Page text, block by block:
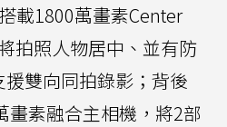
載1800萬畫素Center
拍照人物居中、並有防
雙向同拍錄影；背後
畫素融合主相機，將2部